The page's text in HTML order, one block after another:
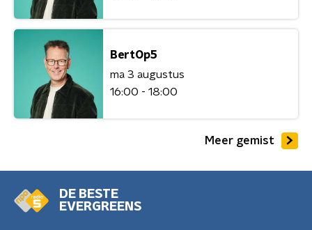
BertOp5
ma 3 augustus
16:00 - 18:00
Meer gemist
DE BESTE
EVERGREENS